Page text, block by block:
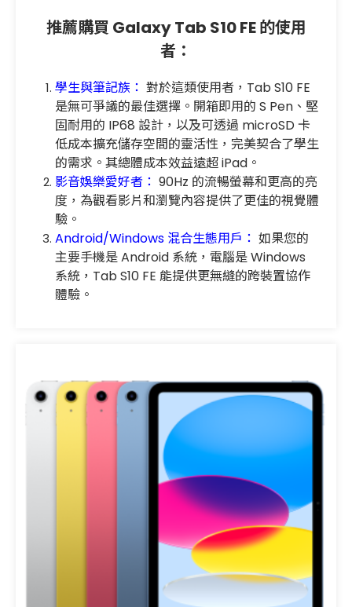
推薦購買 Galaxy Tab S10 FE 的使用
者：
學生與筆記族： 對於這類使用者，Tab S10 FE
是無可爭議的最佳選擇。開箱即用的 S Pen、堅
固耐用的 IP68 設計，以及可透過 microSD 卡
低成本擴充儲存空間的靈活性，完美契合了學生
的需求。其總體成本效益遠超 iPad。
影音娛樂愛好者： 90Hz 的流暢螢幕和更高的亮
度，為觀看影片和瀏覽內容提供了更佳的視覺體
驗。
Android/Windows 混合生態用戶： 如果您的
主要手機是 Android 系統，電腦是 Windows
系統，Tab S10 FE 能提供更無縫的跨裝置協作
體驗。